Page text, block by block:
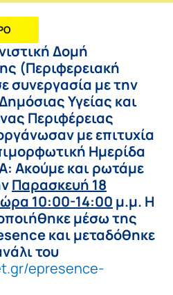
Δομή
(Περιφερειακή
συνεργασία με την
Υγείας και
Περιφέρειας
με επιτυχία
Ημερίδα
Ακούμε και ρωτάμε
Παρασκευή 18
10:00-14:00 μ.μ. Η
μέσω της
και μεταδόθηκε
του
epresence-